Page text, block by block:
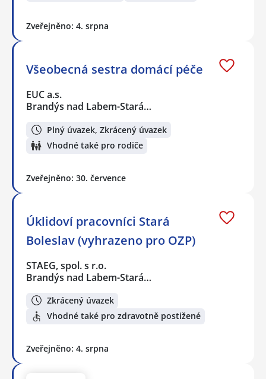
Zveřejněno: 4. srpna
Všeobecná sestra domácí péče
EUC a.s.
Brandýs nad Labem-Stará…
Plný úvazek, Zkrácený úvazek
Vhodné také pro rodiče
Zveřejněno: 30. července
Úklidoví pracovníci Stará
Boleslav (vyhrazeno pro OZP)
STAEG, spol. s r.o.
Brandýs nad Labem-Stará…
Zkrácený úvazek
Vhodné také pro zdravotně postižené
Zveřejněno: 4. srpna